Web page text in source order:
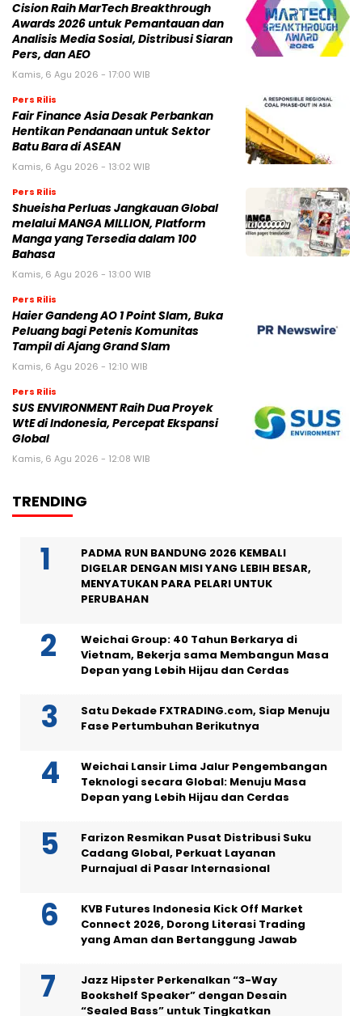
Cision Raih MarTech Breakthrough
Awards 2026 untuk Pemantauan dan
Analisis Media Sosial, Distribusi Siaran
Pers, dan AEO
Kamis, 6 Agu 2026 - 17:00 WIB
Pers Rilis
Fair Finance Asia Desak Perbankan
Hentikan Pendanaan untuk Sektor
Batu Bara di ASEAN
Kamis, 6 Agu 2026 - 13:02 WIB
Pers Rilis
Shueisha Perluas Jangkauan Global
melalui MANGA MILLION, Platform
Manga yang Tersedia dalam 100
Bahasa
Kamis, 6 Agu 2026 - 13:00 WIB
Pers Rilis
Haier Gandeng AO 1 Point Slam, Buka
Peluang bagi Petenis Komunitas
Tampil di Ajang Grand Slam
Kamis, 6 Agu 2026 - 12:10 WIB
Pers Rilis
SUS ENVIRONMENT Raih Dua Proyek
WtE di Indonesia, Percepat Ekspansi
Global
Kamis, 6 Agu 2026 - 12:08 WIB
TRENDING
PADMA RUN BANDUNG 2026 KEMBALI
DIGELAR DENGAN MISI YANG LEBIH BESAR,
MENYATUKAN PARA PELARI UNTUK
PERUBAHAN
Weichai Group: 40 Tahun Berkarya di
Vietnam, Bekerja sama Membangun Masa
Depan yang Lebih Hijau dan Cerdas
Satu Dekade FXTRADING.com, Siap Menuju
Fase Pertumbuhan Berikutnya
Weichai Lansir Lima Jalur Pengembangan
Teknologi secara Global: Menuju Masa
Depan yang Lebih Hijau dan Cerdas
Farizon Resmikan Pusat Distribusi Suku
Cadang Global, Perkuat Layanan
Purnajual di Pasar Internasional
KVB Futures Indonesia Kick Off Market
Connect 2026, Dorong Literasi Trading
yang Aman dan Bertanggung Jawab
Jazz Hipster Perkenalkan “3-Way
Bookshelf Speaker” dengan Desain
“Sealed Bass” untuk Tingkatkan